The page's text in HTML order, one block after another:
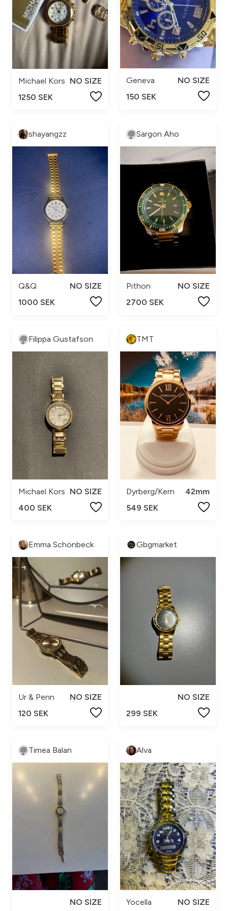
Michael Kors NO SIZE
1250 SEK
Geneva
NO SIZE
150 SEK
shayangzz
Q&Q
NO SIZE
1000 SEK
Sargon Aho
Pithon
NO SIZE
2700 SEK
Filippa Gustafson
Michael Kors NO SIZE
400 SEK
TMT
Dyrberg/Kern
42mm
549 SEK
Emma Schönbeck
Ur & Penn
NO SIZE
120 SEK
Gbgmarket
NO SIZE
299 SEK
Timea Balan
NO SIZE
Alva
Yocella
NO SIZE